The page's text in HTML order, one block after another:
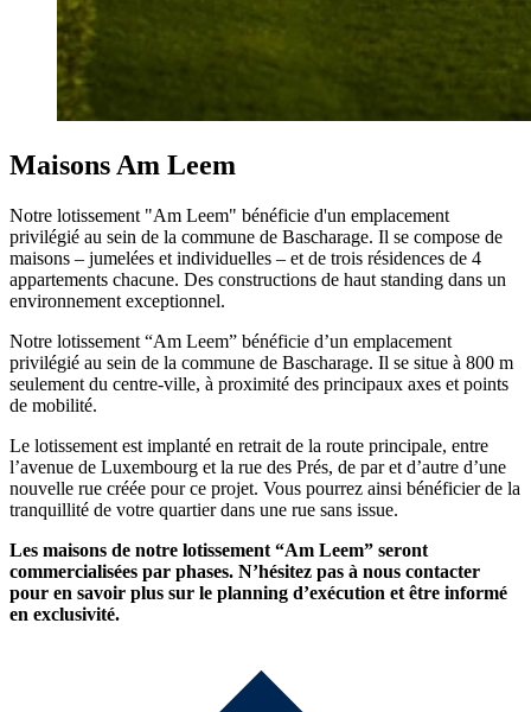
Maisons Am Leem
Notre lotissement "Am Leem" bénéficie d'un emplacement
privilégié au sein de la commune de Bascharage. Il se compose de
maisons – jumelées et individuelles – et de trois résidences de 4
appartements chacune. Des constructions de haut standing dans un
environnement exceptionnel.
Notre lotissement “Am Leem” bénéficie d’un emplacement
privilégié au sein de la commune de Bascharage. Il se situe à 800 m
seulement du centre-ville, à proximité des principaux axes et points
de mobilité.
Le lotissement est implanté en retrait de la route principale, entre
l’avenue de Luxembourg et la rue des Prés, de par et d’autre d’une
nouvelle rue créée pour ce projet. Vous pourrez ainsi bénéficier de la
tranquillité de votre quartier dans une rue sans issue.
Les maisons de notre lotissement “Am Leem” seront
commercialisées par phases. N’hésitez pas à nous contacter
pour en savoir plus sur le planning d’exécution et être informé
en exclusivité.